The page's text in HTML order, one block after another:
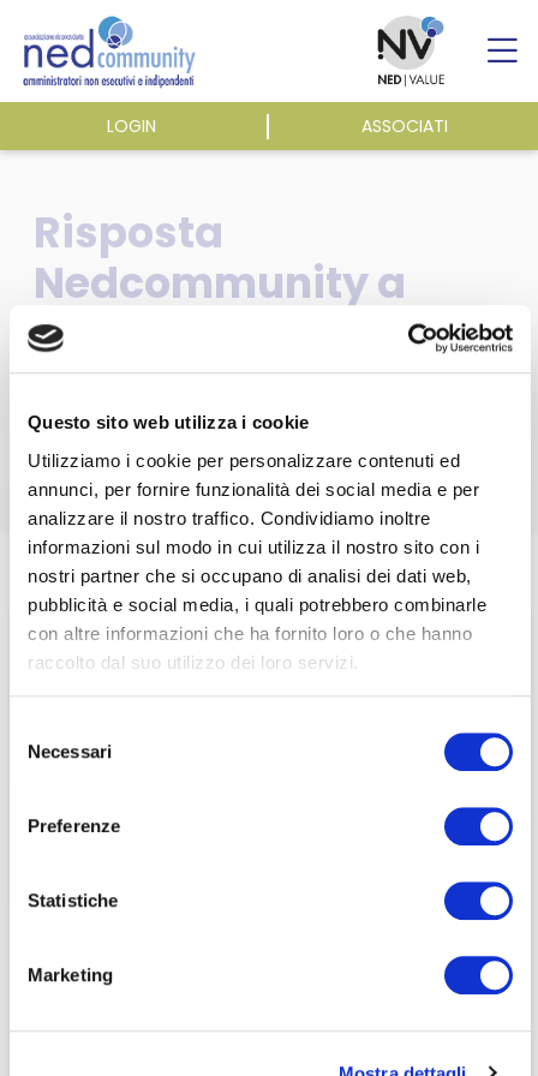
Questo sito web utilizza i cookie
Utilizziamo i cookie per personalizzare contenuti ed
annunci, per fornire funzionalità dei social media e per
analizzare il nostro traffico. Condividiamo inoltre
informazioni sul modo in cui utilizza il nostro sito con i
nostri partner che si occupano di analisi dei dati web,
pubblicità e social media, i quali potrebbero combinarle
con altre informazioni che ha fornito loro o che hanno
raccolto dal suo utilizzo dei loro servizi.
delNecessari
Preferenze
Statistiche
Marketing
content
LOGIN ASSOCIATI
ASSOCIAZIONE
ATTIVITÀ
EVENTI E NEWS
PUBBLICAZIONI
ACCEDI A NEDCOMMUNITY
Password dimenticata?
fare cliccando qui.
Risposta
Nedcommunity a
Disposizioni BdI
procedura
valutazione idoneità
Home /Pubblicazioni/Consultazioni e Osservazioni/
Risposta Nedcommunity a Disposizioni BdI procedura
valutazione idoneità
Questa sezione è riservata agli
associati
per visualizzare il contenuto è necessario
effettuare il login inserendo email e password qui
di seguito: